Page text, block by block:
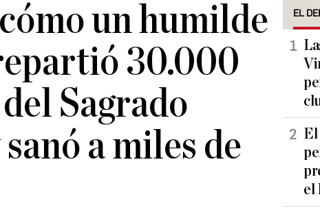
un humilde
30.000
Sagrado
a miles de
EL
El
el